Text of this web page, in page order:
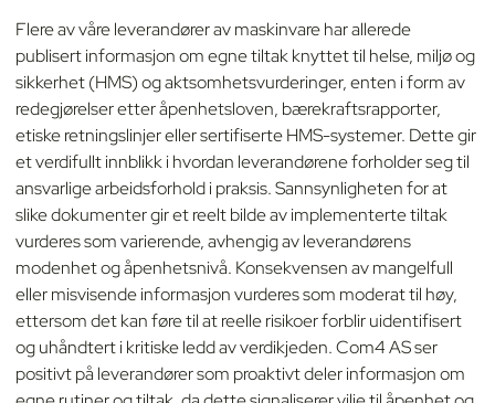
Flere av våre leverandører av maskinvare har allerede
publisert informasjon om egne tiltak knyttet til helse, miljø og
sikkerhet (HMS) og aktsomhetsvurderinger, enten i form av
redegjørelser etter åpenhetsloven, bærekraftsrapporter,
etiske retningslinjer eller sertifiserte HMS-systemer. Dette gir
et verdifullt innblikk i hvordan leverandørene forholder seg til
ansvarlige arbeidsforhold i praksis. Sannsynligheten for at
slike dokumenter gir et reelt bilde av implementerte tiltak
vurderes som varierende, avhengig av leverandørens
modenhet og åpenhetsnivå. Konsekvensen av mangelfull
eller misvisende informasjon vurderes som moderat til høy,
ettersom det kan føre til at reelle risikoer forblir uidentifisert
og uhåndtert i kritiske ledd av verdikjeden. Com4 AS ser
positivt på leverandører som proaktivt deler informasjon om